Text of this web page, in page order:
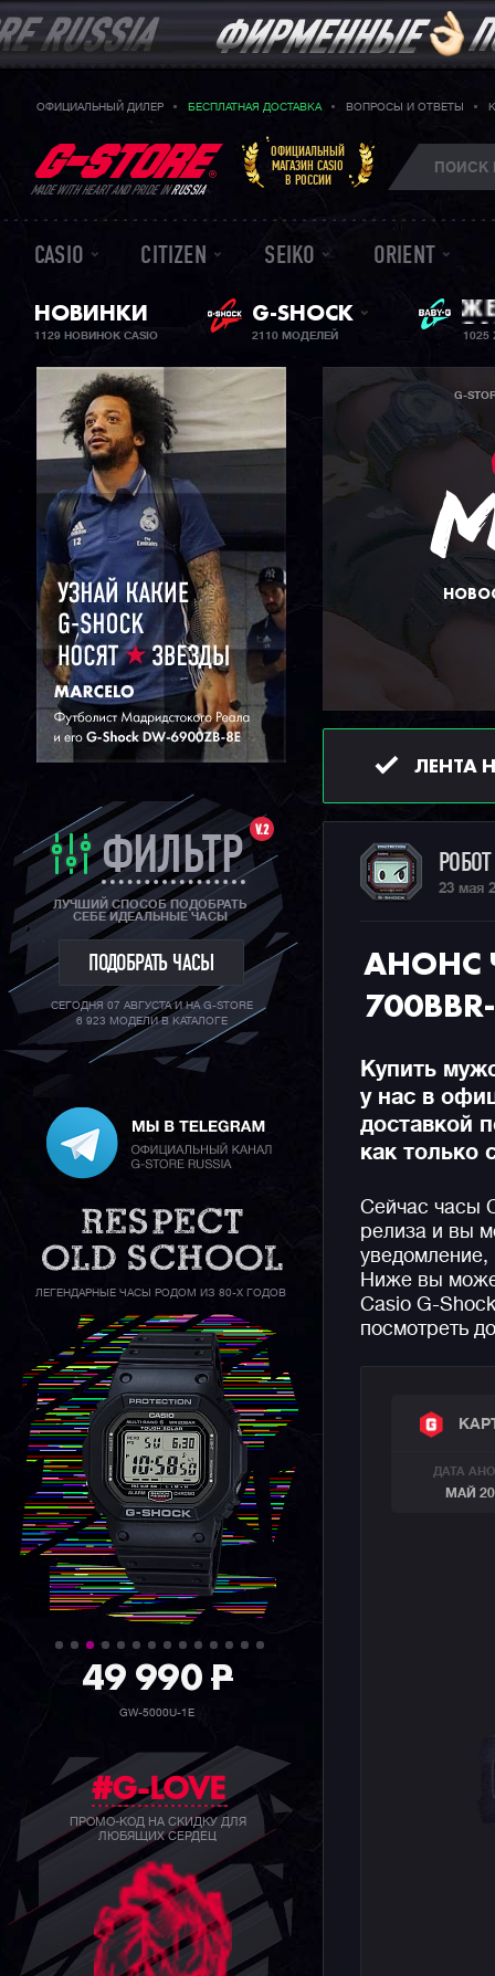
ОФИЦИАЛЬНЫЙ ДИЛЕР БЕСПЛАТНАЯ ДОСТАВКА ВОПРОСЫ И ОТВЕТЫ
MADE WITH HEART AND PRIDE INRUSSIA
ОФИЦИАЛЬНЫЙ
МАГАЗИН CASIO
В РОССИИ
CASIO CITIZEN SEIKO ORIENT
НОВИНКИ
1129 НОВИНОК CASIO
G-SHOCK
2110 МОДЕЛЕЙ
V.2
ФИЛЬТР
ЛУЧШИЙ СПОСОБ ПОДОБРАТЬ
СЕБЕ ИДЕАЛЬНЫЕ ЧАСЫ
ПОДОБРАТЬ ЧАСЫ
СЕГОДНЯ 07 АВГУСТА И НА G-STORE
6 923 МОДЕЛИ В КАТАЛОГЕ
ЛЕГЕНДАРНЫЕ ЧАСЫ РОДОМ ИЗ 80-Х ГОДОВ
36 990P
GW-5000HS-1E
#G-LOVE
ПРОМО-КОД НА СКИДКУ ДЛЯ
ЛЮБЯЩИХ СЕРДЕЦ
G-
ЛЕНТА
23 мая
АНОНС
Купить
у нас в
доставкой
как только
Сейчас часы
релиза и вы
уведомление,
Ниже вы
Casio G-
посмотреть
ДАТА
МАЙ